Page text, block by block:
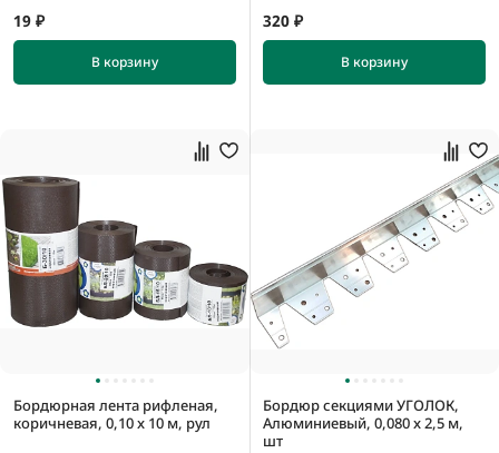
19 ₽
В корзину
320 ₽
В корзину
Бордюрная лента рифленая,
коричневая, 0,10 x 10 м, рул
Бордюр секциями УГОЛОК,
Алюминиевый, 0,080 x 2,5 м,
шт